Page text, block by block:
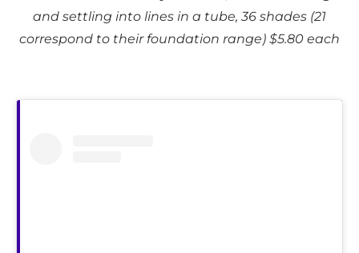
and settling into lines in a tube, 36 shades (21
correspond to their foundation range) $5.80 each